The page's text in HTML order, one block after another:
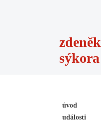
zdeněk
sýkora
úvod
události